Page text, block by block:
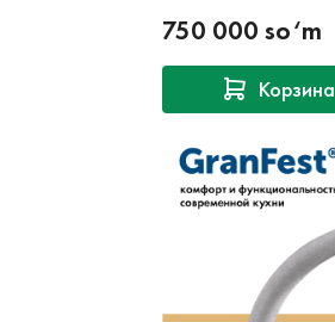
750 000 so‘m
Корзина